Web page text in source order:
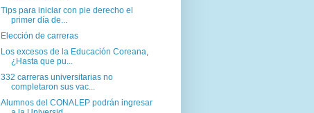
Tips para iniciar con pie derecho el
primer día de...
Elección de carreras
Los excesos de la Educación Coreana,
¿Hasta que pu...
332 carreras universitarias no
completaron sus vac...
Alumnos del CONALEP podrán ingresar